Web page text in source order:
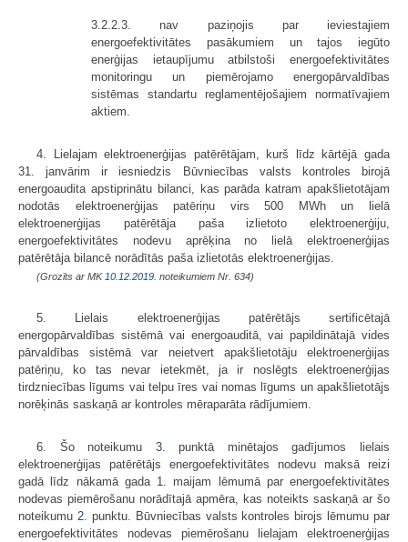
3.2.2.3. nav paziņojis par ieviestajiem
energoefektivitātes pasākumiem un tajos iegūto
enerģijas ietaupījumu atbilstoši energoefektivitātes
monitoringu un piemērojamo energopārvaldības
sistēmas standartu reglamentējošajiem normatīvajiem
aktiem.
4. Lielajam elektroenerģijas patērētājam, kurš līdz kārtējā gada
31. janvārim ir iesniedzis Būvniecības valsts kontroles birojā
energoaudita apstiprinātu bilanci, kas parāda katram apakšlietotājam
nodotās elektroenerģijas patēriņu virs 500 MWh un lielā
elektroenerģijas patērētāja paša izlietoto elektroenerģiju,
energoefektivitātes nodevu aprēķina no lielā elektroenerģijas
patērētāja bilancē norādītās paša izlietotās elektroenerģijas.
(Grozīts ar MK 10.12.2019. noteikumiem Nr. 634)
5. Lielais elektroenerģijas patērētājs sertificētajā
energopārvaldības sistēmā vai energoauditā, vai papildinātajā vides
pārvaldības sistēmā var neietvert apakšlietotāju elektroenerģijas
patēriņu, ko tas nevar ietekmēt, ja ir noslēgts elektroenerģijas
tirdzniecības līgums vai telpu īres vai nomas līgums un apakšlietotājs
norēķinās saskaņā ar kontroles mēraparāta rādījumiem.
6. Šo noteikumu 3.
punktā minētajos gadījumos lielais
elektroenerģijas patērētājs energoefektivitātes nodevu maksā reizi
gadā līdz nākamā gada 1. maijam lēmumā par energoefektivitātes
nodevas piemērošanu norādītajā apmēra, kas noteikts saskaņā ar šo
noteikumu 2. punktu. Būvniecības valsts kontroles birojs lēmumu par
energoefektivitātes nodevas piemērošanu lielajam elektroenerģijas